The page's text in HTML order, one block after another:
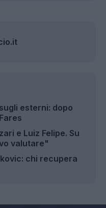
esterni: dopo
e Luiz Felipe. Su
valutare"
chi recupera